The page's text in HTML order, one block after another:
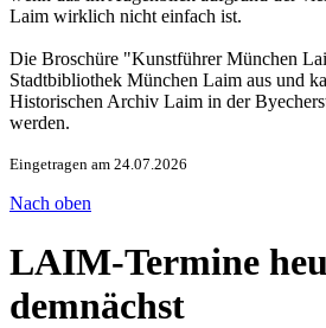
Laim wirklich nicht einfach ist.
Die Broschüre "Kunstführer München
Stadtbibliothek München Laim aus und
Historischen Archiv Laim in der
werden.
Eingetragen am 24.07.2026
Nach oben
LAIM-Termine
demnächst